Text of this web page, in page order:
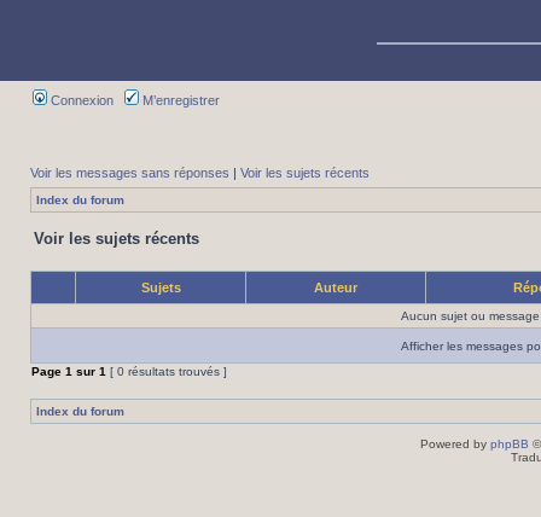
Connexion M’enregistrer
Voir les messages sans réponses | Voir les sujets récents
Index du forum
Voir les sujets récents
Sujets Auteur
Aucun sujet ou
Afficher les messages
Page 1 sur 1 [ 0 résultats trouvés ]
Index du forum
Powered by phpBB